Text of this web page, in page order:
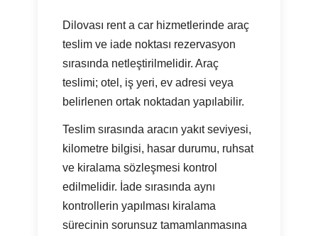
Dilovası rent a car hizmetlerinde araç
teslim ve iade noktası rezervasyon
sırasında netleştirilmelidir. Araç
teslimi; otel, iş yeri, ev adresi veya
belirlenen ortak noktadan yapılabilir.
Teslim sırasında aracın yakıt seviyesi,
kilometre bilgisi, hasar durumu, ruhsat
ve kiralama sözleşmesi kontrol
edilmelidir. İade sırasında aynı
kontrollerin yapılması kiralama
sürecinin sorunsuz tamamlanmasına